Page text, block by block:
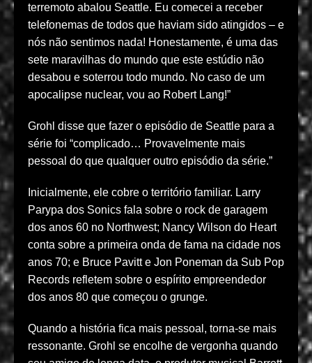
terremoto abalou Seattle. Eu comecei a receber
telefonemas de todos que haviam sido atingidos – e
nós não sentimos nada! Honestamente, é uma das
sete maravilhas do mundo que este estúdio não
desabou e soterrou todo mundo. No caso de um
apocalipse nuclear, vou ao Robert Lang!”
Grohl disse que fazer o episódio de Seattle para a
série foi “complicado… Provavelmente mais
pessoal do que qualquer outro episódio da série.”
Inicialmente, ele cobre o território familiar. Larry
Parypa dos Sonics fala sobre o rock de garagem
dos anos 60 no Northwest; Nancy Wilson do Heart
conta sobre a primeira onda de fama na cidade nos
anos 70; e Bruce Pavitt e Jon Poneman da Sub Pop
Records refletem sobre o espírito empreendedor
dos anos 80 que começou o grunge.
Quando a história fica mais pessoal, torna-se mais
ressonante. Grohl se encolhe de vergonha quando